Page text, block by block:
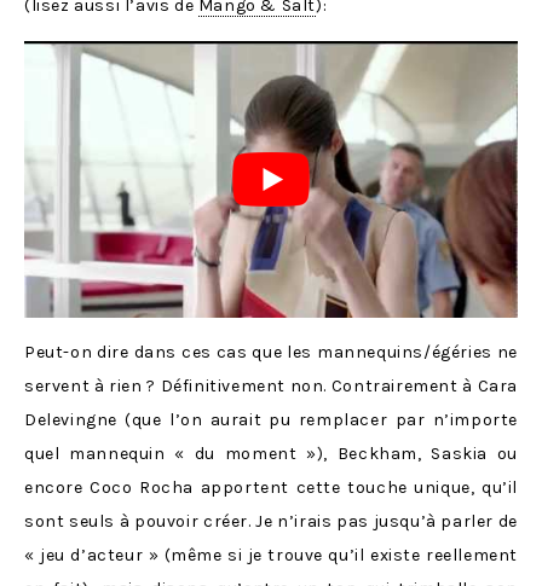
(lisez aussi l’avis de Mango & Salt):
Peut-on dire dans ces cas que les mannequins/égéries ne
servent à rien ? Définitivement non. Contrairement à Cara
Delevingne (que l’on aurait pu remplacer par n’importe
quel mannequin « du moment »), Beckham, Saskia ou
encore Coco Rocha apportent cette touche unique, qu’il
sont seuls à pouvoir créer. Je n’irais pas jusqu’à parler de
« jeu d’acteur » (même si je trouve qu’il existe reellement